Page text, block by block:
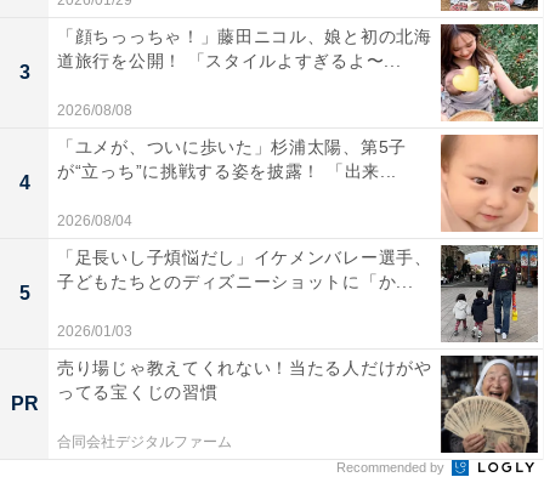
3
「顔ちっっちゃ！」藤田ニコル、娘と初の北海
道旅行を公開！ 「スタイルよすぎるよ〜...
2026/08/08
4
「ユメが、ついに歩いた」杉浦太陽、第5子
が“立っち”に挑戦する姿を披露！ 「出来...
2026/08/04
5
「足長いし子煩悩だし」イケメンバレー選手、
子どもたちとのディズニーショットに「か...
2026/01/03
PR
売り場じゃ教えてくれない！当たる人だけがや
ってる宝くじの習慣
合同会社デジタルファーム
Recommended by